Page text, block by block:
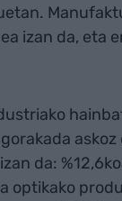
izan da, eta
askoz
da:
optikako